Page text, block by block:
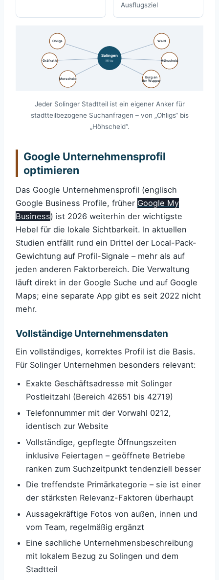
Ausflugsziel
Solingen
Mitte
Ohligs Wald
Gräfrath Höhscheid
Merscheid Burg an
der Wupper
Jeder Solinger Stadtteil ist ein eigener Anker für
stadtteilbezogene Suchanfragen – von „Ohligs“ bis
„Höhscheid“.
Google Unternehmensprofil
optimieren
Das Google Unternehmensprofil (englisch
Google Business Profile, früher Google My
Business) ist 2026 weiterhin der wichtigste
Hebel für die lokale Sichtbarkeit. In aktuellen
Studien entfällt rund ein Drittel der Local-Pack-
Gewichtung auf Profil-Signale – mehr als auf
jeden anderen Faktorbereich. Die Verwaltung
läuft direkt in der Google Suche und auf Google
Maps; eine separate App gibt es seit 2022 nicht
mehr.
Vollständige Unternehmensdaten
Ein vollständiges, korrektes Profil ist die Basis.
Für Solinger Unternehmen besonders relevant:
Exakte Geschäftsadresse mit Solinger
Postleitzahl (Bereich 42651 bis 42719)
Telefonnummer mit der Vorwahl 0212,
identisch zur Website
Vollständige, gepflegte Öffnungszeiten
inklusive Feiertagen – geöffnete Betriebe
ranken zum Suchzeitpunkt tendenziell besser
Die treffendste Primärkategorie – sie ist einer
der stärksten Relevanz-Faktoren überhaupt
Aussagekräftige Fotos von außen, innen und
vom Team, regelmäßig ergänzt
Eine sachliche Unternehmensbeschreibung
mit lokalem Bezug zu Solingen und dem
Stadtteil